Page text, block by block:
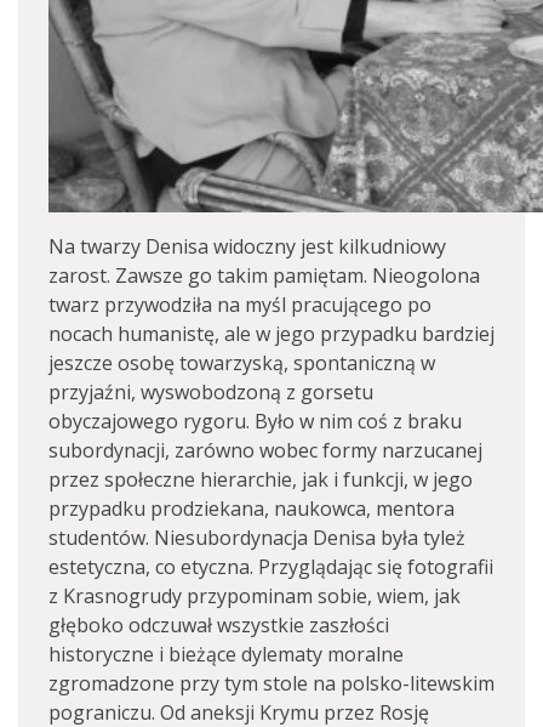
Na twarzy Denisa widoczny jest kilkudniowy
zarost. Zawsze go takim pamiętam. Nieogolona
twarz przywodziła na myśl pracującego po
nocach humanistę, ale w jego przypadku bardziej
jeszcze osobę towarzyską, spontaniczną w
przyjaźni, wyswobodzoną z gorsetu
obyczajowego rygoru. Było w nim coś z braku
subordynacji, zarówno wobec formy narzucanej
przez społeczne hierarchie, jak i funkcji, w jego
przypadku prodziekana, naukowca, mentora
studentów. Niesubordynacja Denisa była tyleż
estetyczna, co etyczna. Przyglądając się fotografii
z Krasnogrudy przypominam sobie, wiem, jak
głęboko odczuwał wszystkie zaszłości
historyczne i bieżące dylematy moralne
zgromadzone przy tym stole na polsko-litewskim
pograniczu. Od aneksji Krymu przez Rosję